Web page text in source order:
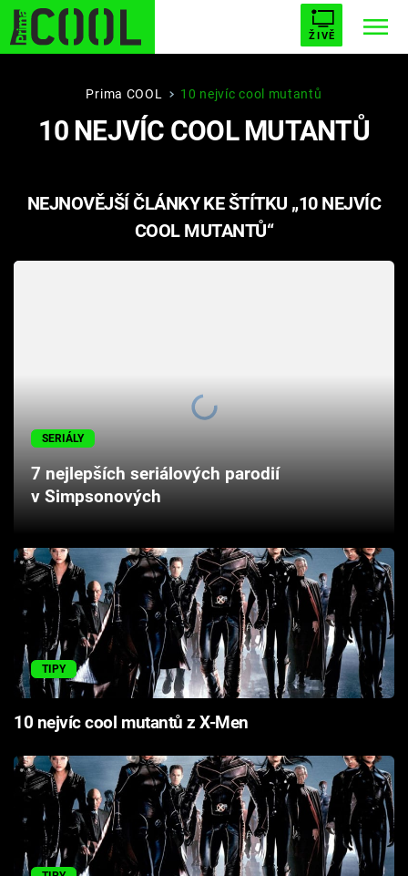
ŽIVĚ
STARHOUSE BUFFY, PŘEMOŽITELKA UPÍRŮ
ESCAPE PLNEJ KOTEL AVENGERS 5
Cool Esport
Pořady
Sledujte prima+
Přihlášení
Sledujte nás
Prima COOL 10 nejvíc cool mutantů
10 NEJVÍC COOL MUTANTŮ
NEJNOVĚJŠÍ ČLÁNKY KE ŠTÍTKU „10 NEJVÍC
COOL MUTANTŮ“
SERIÁLY
7 nejlepších seriálových parodií
v Simpsonových
TIPY
10 nejvíc cool mutantů z X-Men